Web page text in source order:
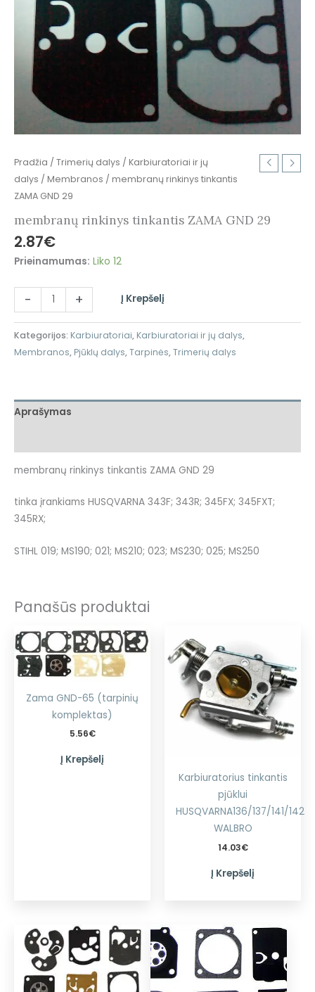
Pradžia / Trimerių dalys / Karbiuratoriai ir jų
dalys / Membranos / membranų rinkinys tinkantis
ZAMA GND 29
membranų rinkinys tinkantis ZAMA GND 29
2.87€
Prieinamumas: Liko 12
- + Į Krepšelį
Kategorijos: Karbiuratoriai, Karbiuratoriai ir jų dalys,
Membranos, Pjūklų dalys,Tarpinės,Trimerių dalys
Aprašymas
membranų rinkinys tinkantis ZAMA GND 29
tinka įrankiams HUSQVARNA 343F; 343R; 345FX; 345FXT;
345RX;
STIHL 019; MS190; 021; MS210; 023; MS230; 025; MS250
Panašūs produktai
Zama GND-65 (tarpinių
komplektas)
5.56€
Į Krepšelį
Karbiuratorius tinkantis
pjūklui
HUSQVARNA136/137/141/142
WALBRO
14.03€
Į Krepšelį